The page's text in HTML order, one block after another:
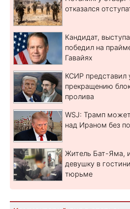
отказался
Кандидат,
победил на
Гавайях
КСИР представил
прекращению
пролива
WSJ: Трамп
над Ираном без
Житель Бат-Яма,
девушку в
тюрьме